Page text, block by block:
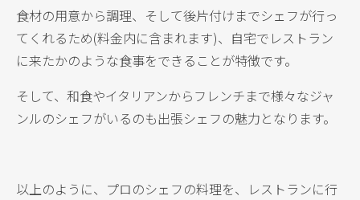
食材の用意から調理、そして後片付けまでシェフが行っ
てくれるため(料金内に含まれます)、自宅でレストラン
に来たかのような食事をできることが特徴です。
そして、和食やイタリアンからフレンチまで様々なジャ
ンルのシェフがいるのも出張シェフの魅力となります。
以上のように、プロのシェフの料理を、レストランに行